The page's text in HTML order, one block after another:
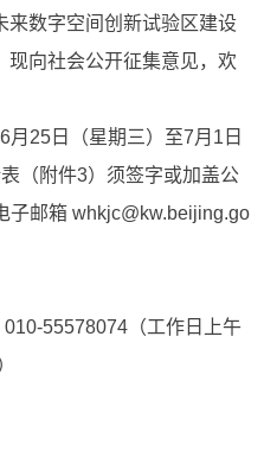
来数字空间创新试验区建设
现向社会公开征集意见，欢
25日（星期三）至7月1日
（附件3）须签字或加盖公
子邮箱 whkjc@kw.beijing.go
55578074（工作日上午